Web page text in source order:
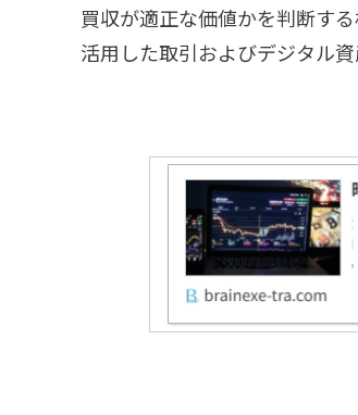
買収が適正な価値かを判断す
活用した取引およびデジタル